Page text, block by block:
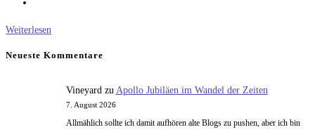
Weiterlesen
Neueste Kommentare
Vineyardzu Apollo Jubiläen im Wandel der Zeiten
7. August 2026
Allmählich sollte ich damit aufhören alte Blogs zu pushen, aber ich bin